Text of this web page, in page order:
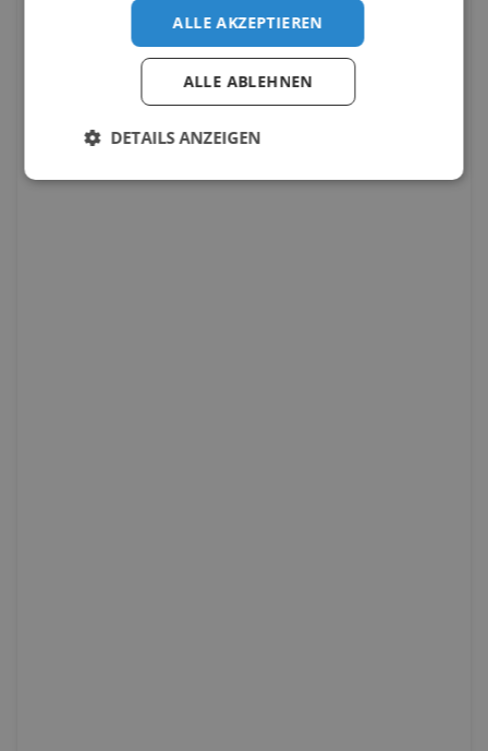
ALLE AKZEPTIEREN
ALLE ABLEHNEN
DETAILS ANZEIGEN